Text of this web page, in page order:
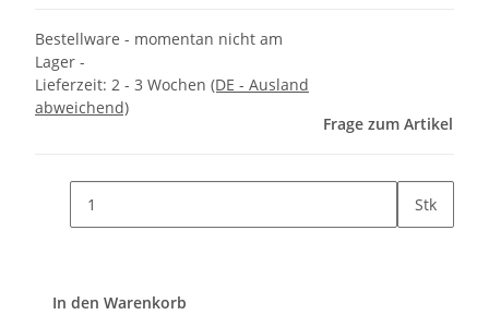
Bestellware - momentan nicht am
Lager -
Lieferzeit: 2 - 3 Wochen (DE - Ausland
abweichend)
Frage zum Artikel
Stk
In den Warenkorb